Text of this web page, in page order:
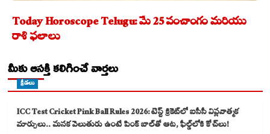
Today Horoscope Telugu: మే 25 పంచాంగం మరియు
రాశి ఫలాలు
మీకు ఆసక్తి కలిగించే వార్తలు
క్రీడలు
ICC Test Cricket Pink Ball Rules 2026: టెస్ట్ క్రికెట్‌లో ఐసీసీ విప్లవాత్మక
మార్పులు.. మసక వెలుతురు ఉంటే పింక్ బాల్‌తో ఆట, ఫీల్డ్‌లోకి కోచ్‌లు!